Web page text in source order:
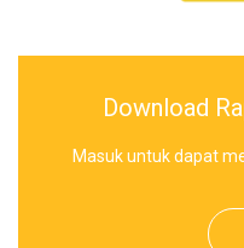
Download
Masuk untuk dapat